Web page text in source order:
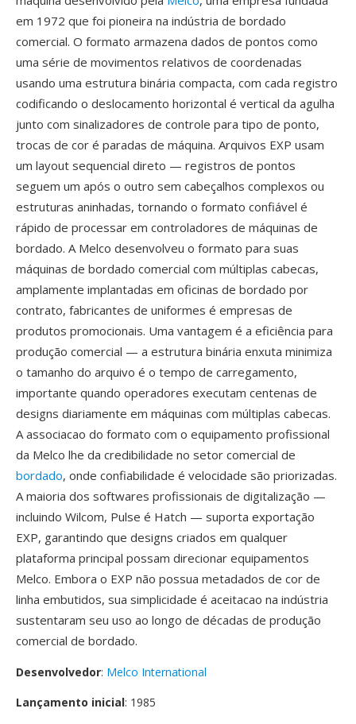
em 1972 que foi pioneira na indústria de bordado
comercial. O formato armazena dados de pontos como
uma série de movimentos relativos de coordenadas
usando uma estrutura binária compacta, com cada registro
codificando o deslocamento horizontal é vertical da agulha
junto com sinalizadores de controle para tipo de ponto,
trocas de cor é paradas de máquina. Arquivos EXP usam
um layout sequencial direto — registros de pontos
seguem um após o outro sem cabeçalhos complexos ou
estruturas aninhadas, tornando o formato confiável é
rápido de processar em controladores de máquinas de
bordado. A Melco desenvolveu o formato para suas
máquinas de bordado comercial com múltiplas cabecas,
amplamente implantadas em oficinas de bordado por
contrato, fabricantes de uniformes é empresas de
produtos promocionais. Uma vantagem é a eficiência para
produção comercial — a estrutura binária enxuta minimiza
o tamanho do arquivo é o tempo de carregamento,
importante quando operadores executam centenas de
designs diariamente em máquinas com múltiplas cabecas.
A associacao do formato com o equipamento profissional
da Melco lhe da credibilidade no setor comercial de
bordado, onde confiabilidade é velocidade são priorizadas.
A maioria dos softwares profissionais de digitalização —
incluindo Wilcom, Pulse é Hatch — suporta exportação
EXP, garantindo que designs criados em qualquer
plataforma principal possam direcionar equipamentos
Melco. Embora o EXP não possua metadados de cor de
linha embutidos, sua simplicidade é aceitacao na indústria
sustentaram seu uso ao longo de décadas de produção
comercial de bordado.
Desenvolvedor: Melco International
Lançamento inicial: 1985